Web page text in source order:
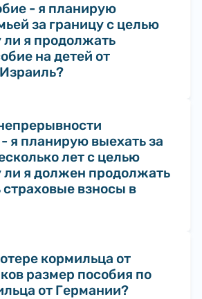
- я планирую
за границу с целью
ли я продолжать
на детей от
я планирую выехать за
лет с целью
ли я должен продолжать
взносы в
кормильца от
размер пособия по
от Германии?